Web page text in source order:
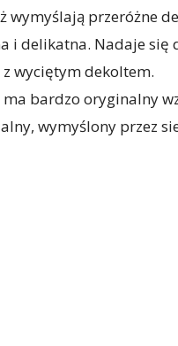
wymyślają przeróżne
i delikatna. Nadaje się
z wyciętym dekoltem.
bardzo oryginalny
wymyślony przez